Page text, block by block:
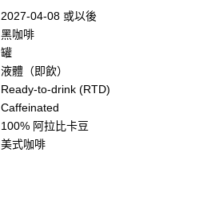
2027-04-08 或以後
黑咖啡
罐
液體（即飲）
Ready-to-drink (RTD)
Caffeinated
100% 阿拉比卡豆
美式咖啡